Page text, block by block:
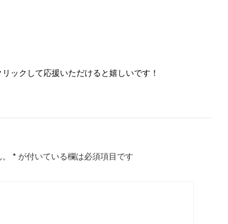
ックして応援いただけると嬉しいです！
* が付いている欄は必須項目です